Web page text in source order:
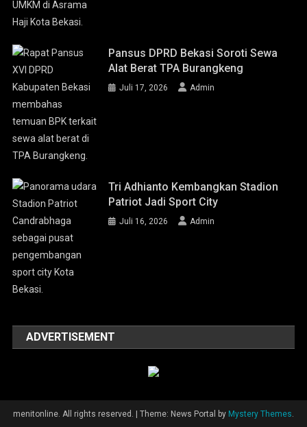
Pansus DPRD Bekasi Soroti Sewa
Alat Berat TPA Burangkeng
Juli 17, 2026 Admin
Tri Adhianto Kembangkan Stadion
Patriot Jadi Sport City
Juli 16, 2026 Admin
ADVERTISEMENT
menitonline. All rights reserved. Theme: News Portal by Mystery Themes.